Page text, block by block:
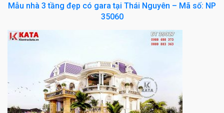
Mẫu nhà 3 tầng đẹp có gara tại Thái Nguyên – Mã số: NP
35060